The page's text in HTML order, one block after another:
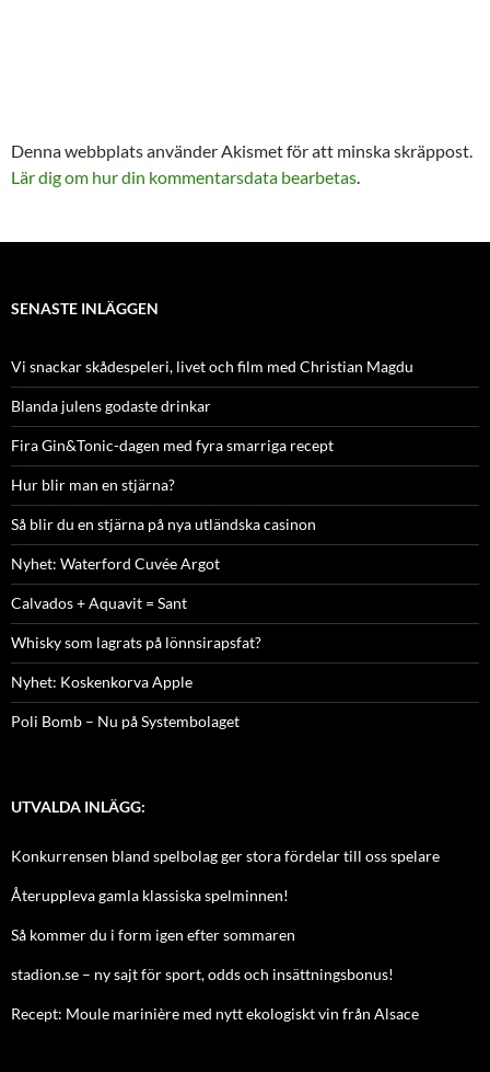
Denna webbplats använder Akismet för att minska skräppost.
Lär dig om hur din kommentarsdata bearbetas
SENASTE INLÄGGEN
Vi snackar skådespeleri, livet och film med Christian Magdu
Blanda julens godaste drinkar
Fira Gin&Tonic-dagen med fyra smarriga recept
Hur blir man en stjärna?
Så blir du en stjärna på nya utländska casinon
Nyhet: Waterford Cuvée Argot
Calvados + Aquavit = Sant
Whisky som lagrats på lönnsirapsfat?
Nyhet: Koskenkorva Apple
Poli Bomb – Nu på Systembolaget
UTVALDA INLÄGG:
Konkurrensen bland spelbolag ger stora fördelar till oss spelare
Återuppleva gamla klassiska spelminnen!
Så kommer du i form igen efter sommaren
stadion.se – ny sajt för sport, odds och insättningsbonus!
Recept: Moule marinière med nytt ekologiskt vin från Alsace